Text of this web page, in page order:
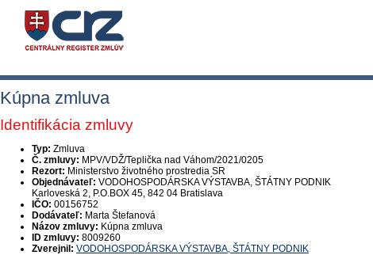
Kúpna zmluva
Identifikácia zmluvy
Typ: Zmluva
Č. zmluvy: MPV/VDŽ/Teplička nad Váhom/2021/0205
Rezort: Ministerstvo životného prostredia SR
Objednávateľ: VODOHOSPODÁRSKA VÝSTAVBA, ŠTÁTNY PODNIK
Karloveská 2, P.O.BOX 45, 842 04 Bratislava
IČO: 00156752
Dodávateľ: Marta Štefanová
Názov zmluvy: Kúpna zmluva
ID zmluvy: 8009260
Zverejnil: VODOHOSPODÁRSKA VÝSTAVBA, ŠTÁTNY PODNIK